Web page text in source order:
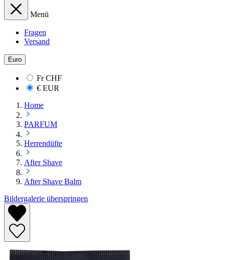
Menü
Fragen
Versand
Euro
FrCHF
€ EUR
Home
PARFUM
Herrendüfte
After Shave
After Shave Balm
Bildergalerie überspringen